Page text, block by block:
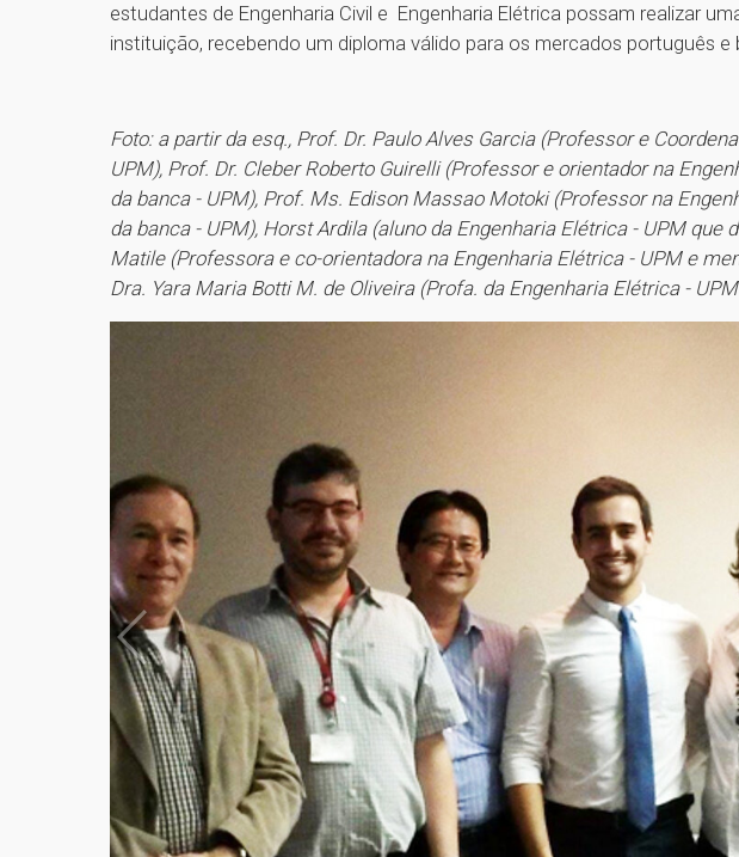
estudantes de Engenharia Civil e Engenharia Elétrica possam realizar
instituição, recebendo um diploma válido para os mercados português e
Foto: a partir da esq., Prof. Dr. Paulo Alves Garcia (Professor e
UPM), Prof. Dr. Cleber Roberto Guirelli (Professor e orientador na
da banca - UPM), Prof. Ms. Edison Massao Motoki (Professor na
da banca - UPM), Horst Ardila (aluno da Engenharia Elétrica - UPM que
Matile (Professora e co-orientadora na Engenharia Elétrica - UPM e
Dra. Yara Maria Botti M. de Oliveira (Profa. da Engenharia Elétrica -